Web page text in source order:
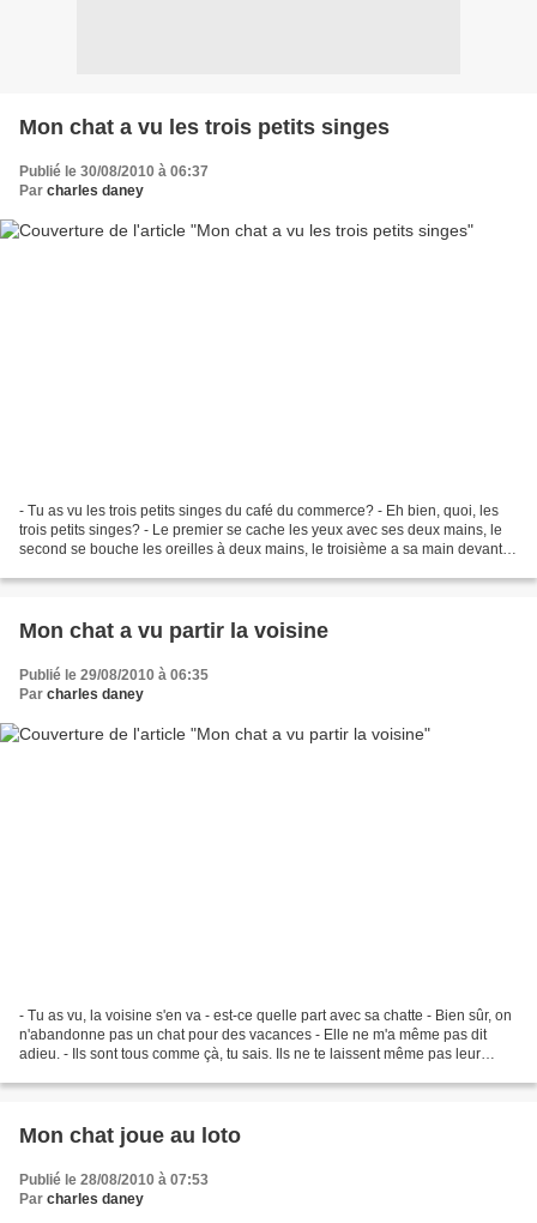
Mon chat a vu les trois petits singes
Publié le 30/08/2010 à 06:37
Par charles daney
- Tu as vu les trois petits singes du café du commerce? - Eh bien, quoi, les
trois petits singes? - Le premier se cache les yeux avec ses deux mains, le
second se bouche les oreilles à deux mains, le troisième a sa main devant la
Mon chat a vu partir la voisine
Publié le 29/08/2010 à 06:35
Par charles daney
- Tu as vu, la voisine s'en va - est-ce quelle part avec sa chatte - Bien sûr, on
n'abandonne pas un chat pour des vacances - Elle ne m'a même pas dit
adieu. - Ils sont tous comme çà, tu sais. Ils ne te laissent même pas leur
Mon chat joue au loto
Publié le 28/08/2010 à 07:53
Par charles daney